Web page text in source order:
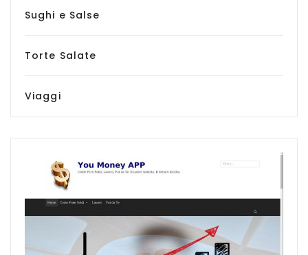
Sughi e Salse
Torte Salate
Viaggi